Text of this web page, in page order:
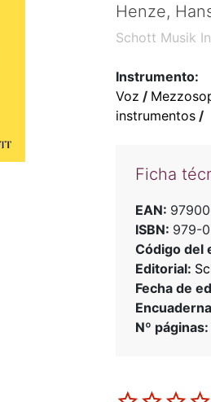
Henze,
Schott Musik
Instrumento:
Voz /
instrumentos/
Ficha
EAN:
ISBN: 979-
Código del
Editorial:
Fecha de
Nº páginas: